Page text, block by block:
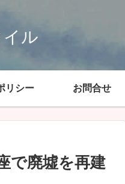
ル
リシー お問合せ
で廃墟を再建